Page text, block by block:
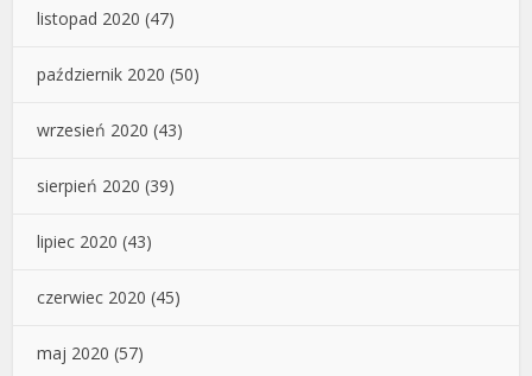
listopad 2020 (47)
październik 2020 (50)
wrzesień 2020 (43)
sierpień 2020 (39)
lipiec 2020 (43)
czerwiec 2020 (45)
maj 2020 (57)